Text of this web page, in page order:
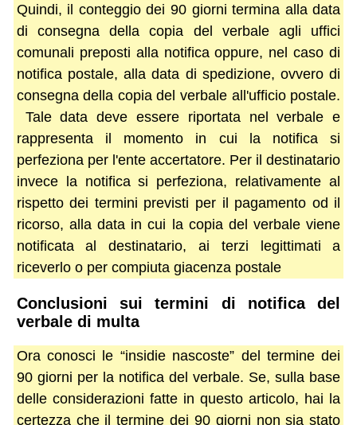
Quindi, il conteggio dei 90 giorni termina alla data
di consegna della copia del verbale agli uffici
comunali preposti alla notifica oppure, nel caso di
notifica postale, alla data di spedizione, ovvero di
consegna della copia del verbale all'ufficio postale.
Tale data deve essere riportata nel verbale e
rappresenta il momento in cui la notifica si
perfeziona per l'ente accertatore. Per il destinatario
invece la notifica si perfeziona, relativamente al
rispetto dei termini previsti per il pagamento od il
ricorso, alla data in cui la copia del verbale viene
notificata al destinatario, ai terzi legittimati a
riceverlo o per compiuta giacenza postale
Conclusioni sui termini di notifica del
verbale di multa
Ora conosci le “insidie nascoste” del termine dei
90 giorni per la notifica del verbale. Se, sulla base
delle considerazioni fatte in questo articolo, hai la
certezza che il termine dei 90 giorni non sia stato